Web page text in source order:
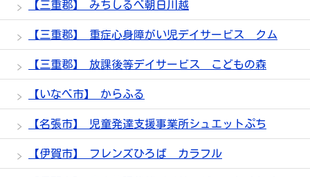
【三重郡】 みちしるべ朝日川越
【三重郡】 重症心身障がい児デイサービス クム
【三重郡】 放課後等デイサービス こどもの森
【いなべ市】 からふる
【名張市】 児童発達支援事業所シュエットぷち
【伊賀市】 フレンズひろば カラフル